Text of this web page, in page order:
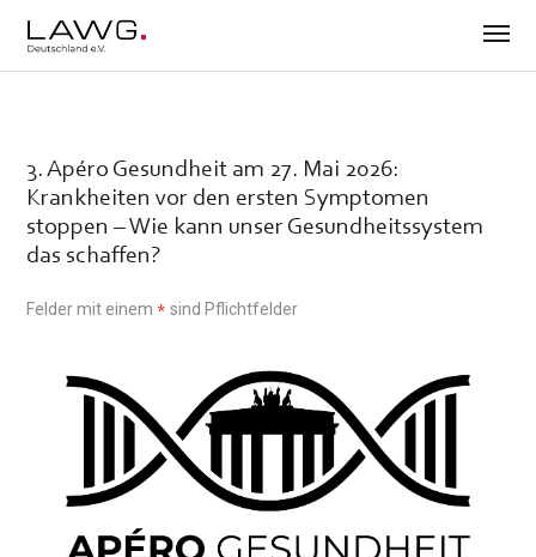
3. Apéro Gesundheit am 27. Mai 2026:
Krankheiten vor den ersten Symptomen
stoppen – Wie kann unser Gesundheitssystem
das schaffen?
Felder mit einem * sind Pflichtfelder